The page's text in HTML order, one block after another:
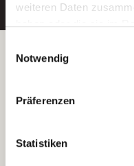
weiteren Daten
Wenn Sie auf „Cookies
Sie der Speicherung
Ihre Einwilligung
indem Sie die Cookie-
unserer
Notwendig
Präferenzen
Statistiken
Betreiber der Webseite
Kantstraße 45a
(Ein Tochterunternehmen
e.V.)